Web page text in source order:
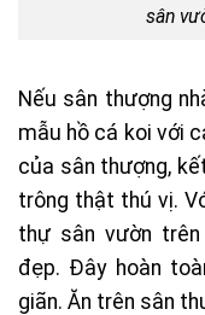
sân
Nếu sân thượng
mẫu hồ cá koi với
của sân thượng,
trông thật thú vị.
thự sân vườn
đẹp. Đây hoàn
giãn. Ăn trên sân